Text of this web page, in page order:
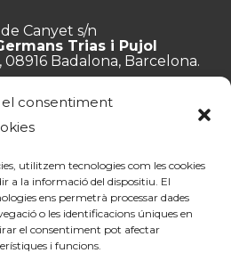
el consentiment
utilitzem tecnologies com les cookies
a la informació del dispositiu. El
ens permetrà processar dades
o les identificacions úniques en
el consentiment pot afectar
i funcions.
Canyet s/n
Trias i Pujol
Badalona, Barcelona.
amb nosaltres
de denúncies